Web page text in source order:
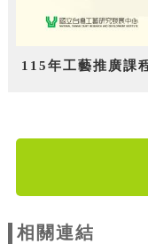
115年工藝推廣
相關連結